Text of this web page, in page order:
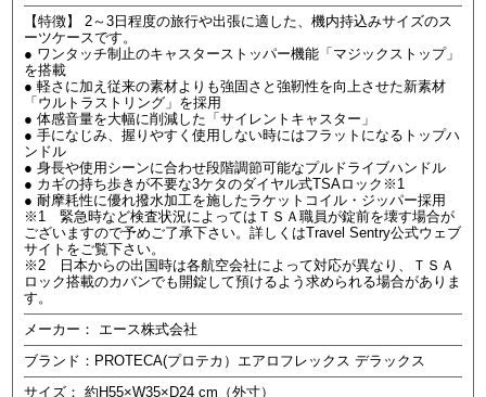
【特徴】 2～3日程度の旅行や出張に適した、機内持込みサイズのス
ーツケースです。
● ワンタッチ制止のキャスターストッパー機能「マジックストップ」
を搭載
● 軽さに加え従来の素材よりも強固さと強靭性を向上させた新素材
「ウルトラストリング」を採用
● 体感音量を大幅に削減した「サイレントキャスター」
● 手になじみ、握りやすく使用しない時にはフラットになるトップハ
ンドル
● 身長や使用シーンに合わせ段階調節可能なプルドライブハンドル
● カギの持ち歩きが不要な3ケタのダイヤル式TSAロック※1
● 耐摩耗性に優れ撥水加工を施したラケットコイル・ジッパー採用
※1 緊急時など検査状況によってはＴＳＡ職員が錠前を壊す場合が
ございますので予めご了承下さい。詳しくはTravel Sentry公式ウェブ
サイトをご覧下さい。
※2 日本からの出国時は各航空会社によって対応が異なり、ＴＳＡ
ロック搭載のカバンでも開錠して預けるよう求められる場合がありま
す。
メーカー： エース株式会社
ブランド：PROTECA(プロテカ）エアロフレックス デラックス
サイズ： 約H55×W35×D24 cm（外寸）